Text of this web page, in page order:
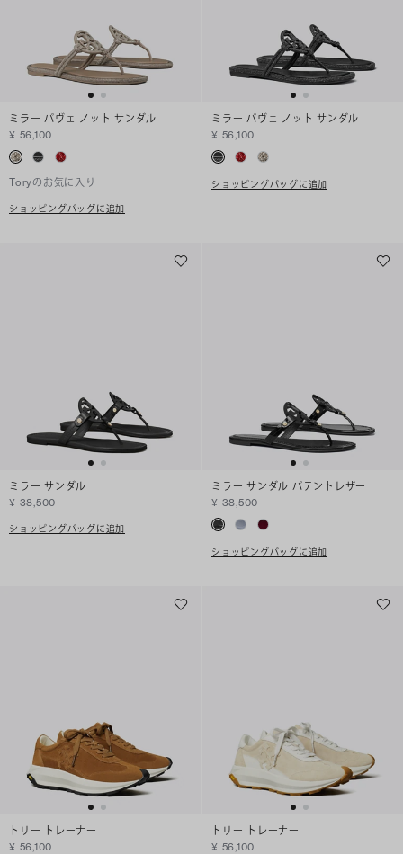
ミラー パヴェ ノット サンダル
¥ 56,100
Toryのお気に入り
ショッピングバッグに追加
ミラー パヴェ ノット サンダル
¥ 56,100
ショッピングバッグに追加
ミラー サンダル
¥ 38,500
ショッピングバッグに追加
ミラー サンダル パテントレザー
¥ 38,500
ショッピングバッグに追加
トリー トレーナー
¥ 56,100
トリー トレーナー
¥ 56,100